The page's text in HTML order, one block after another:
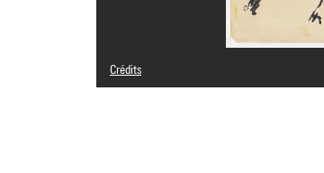
Crédits
© droits réservés